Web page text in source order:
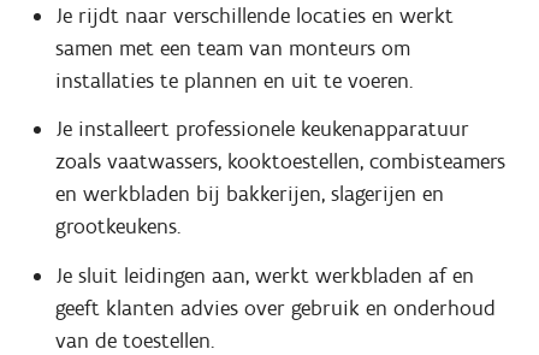
Je rijdt naar verschillende locaties en werkt
samen met een team van monteurs om
installaties te plannen en uit te voeren.
Je installeert professionele keukenapparatuur
zoals vaatwassers, kooktoestellen, combisteamers
en werkbladen bij bakkerijen, slagerijen en
grootkeukens.
Je sluit leidingen aan, werkt werkbladen af en
geeft klanten advies over gebruik en onderhoud
van de toestellen.